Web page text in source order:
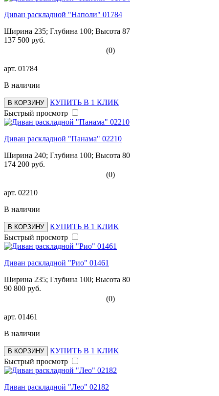
Диван раскладной "Наполи" 01784
Ширина 235; Глубина 100; Высота 87
137 500 руб.
(0)
арт. 01784
В наличии
В КОРЗИНУ
КУПИТЬ В 1 КЛИК
Быстрый просмотр
Диван раскладной "Панама" 02210
Ширина 240; Глубина 100; Высота 80
174 200 руб.
(0)
арт. 02210
В наличии
В КОРЗИНУ
КУПИТЬ В 1 КЛИК
Быстрый просмотр
Диван раскладной "Рио" 01461
Ширина 235; Глубина 100; Высота 80
90 800 руб.
(0)
арт. 01461
В наличии
В КОРЗИНУ
КУПИТЬ В 1 КЛИК
Быстрый просмотр
Диван раскладной "Лео" 02182